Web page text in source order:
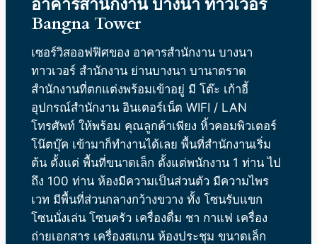
อาคารสำนักงาน บางนา ทาวเวอร์
Bangna Tower
เซอร์วิสออฟฟิศของ อาคารสำนักงาน บางนา
ทาวเวอร์สำนักงาน ย่านบางนา บานาตราด
สำนักงานที่ตกแต่งพร้อมเข้าอยู่ มี โต๊ะ เก้าอี้
อุปกรณ์สำนักงาน อินเตอร์เน็ต WIFI / LAN
โทรศัพท์ ให้พร้อม คุณลูกค้าเพียง หิ้วคอมพิวเตอร์
โน๊ตบุ๊ค เข้ามาก็ทำงานได้เลย พื้นที่สำนักงานเริ่ม
ต้น ตั้งแต่ พื้นที่ขนาดเล็ก ตั้งแต่พนักงาน 1 ท่าน ไป
ถึง 100 ท่าน ห้องมีความเป็นส่วนตัว มีความไพร
เวท มีพื้นที่ส่วนกลางกว้างขวาง ทั้ง โซนรับแขก
โซนนั่งเล่น โซนครัว เครื่องดื่ม ชา กาแฟ เครื่อง
ถ่ายเอกสาร เครื่องสแกน ห้องประชุม ขนาดเล็ก